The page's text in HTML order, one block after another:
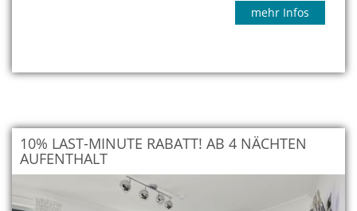
mehr Infos
10% LAST-MINUTE RABATT! AB 4 NÄCHTEN
AUFENTHALT